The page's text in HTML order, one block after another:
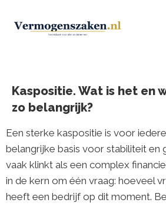
Kaspositie. Wat is het en
zo belangrijk?
Een sterke kaspositie is voor
belangrijke basis voor stabiliteit en
vaak klinkt als een complex
in de kern om één vraag: hoeveel
heeft een bedrijf op dit moment.